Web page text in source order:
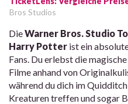
Bros Studios
DieWarner Bros. Studio
Harry Potter ist ein
Fans. Du erlebst die
Filme anhand von
während du dich im
Kreaturen treffen und sogar